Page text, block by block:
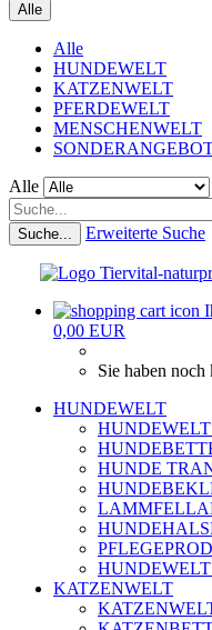
Alle
Alle
HUNDEWELT
KATZENWELT
PFERDEWELT
MENSCHENWELT
Alle
Suche... Erweiterte Suche
0,00 EUR
Sie haben
HUNDEWELT
HUNDEWELT
HUNDE
HUNDEWELT
KATZENWELT